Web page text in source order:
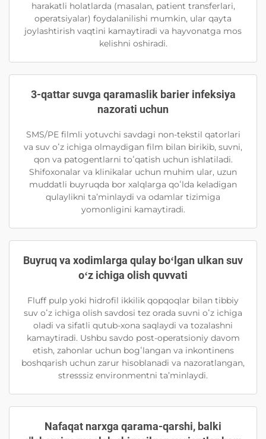
harakatli holatlarda (masalan, patient transferlari,
operatsiyalar) foydalanilishi mumkin, ular qayta
joylashtirish vaqtini kamaytiradi va hayvonatga mos
kelishni oshiradi.
3-qattar suvga qaramaslik barier infeksiya
nazorati uchun
SMS/PE filmli yotuvchi savdagi non-tekstil qatorlari
va suv oʻz ichiga olmaydigan film bilan birikib, suvni,
qon va patogentlarni toʻqatish uchun ishlatiladi.
Shifoxonalar va klinikalar uchun muhim ular, uzun
muddatli buyruqda bor xalqlarga qoʻlda keladigan
qulaylikni ta’minlaydi va odamlar tizimiga
yomonligini kamaytiradi.
Buyruq va xodimlarga qulay boʻlgan ulkan suv
oʻz ichiga olish quvvati
Fluff pulp yoki hidrofil ikkilik qopqoqlar bilan tibbiy
suv oʻz ichiga olish savdosi tez orada suvni oʻz ichiga
oladi va sifatli qutub-xona saqlaydi va tozalashni
kamaytiradi. Ushbu savdo post-operatsioniy davom
etish, zahonlar uchun bogʻlangan va inkontinens
boshqarish uchun zarur hisoblanadi va nazoratlangan,
stresssiz environmentni ta’minlaydi.
Nafaqat narxga qarama-qarshi, balki